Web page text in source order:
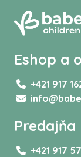
Eshop a
+421 917
Predajňa
+421 917